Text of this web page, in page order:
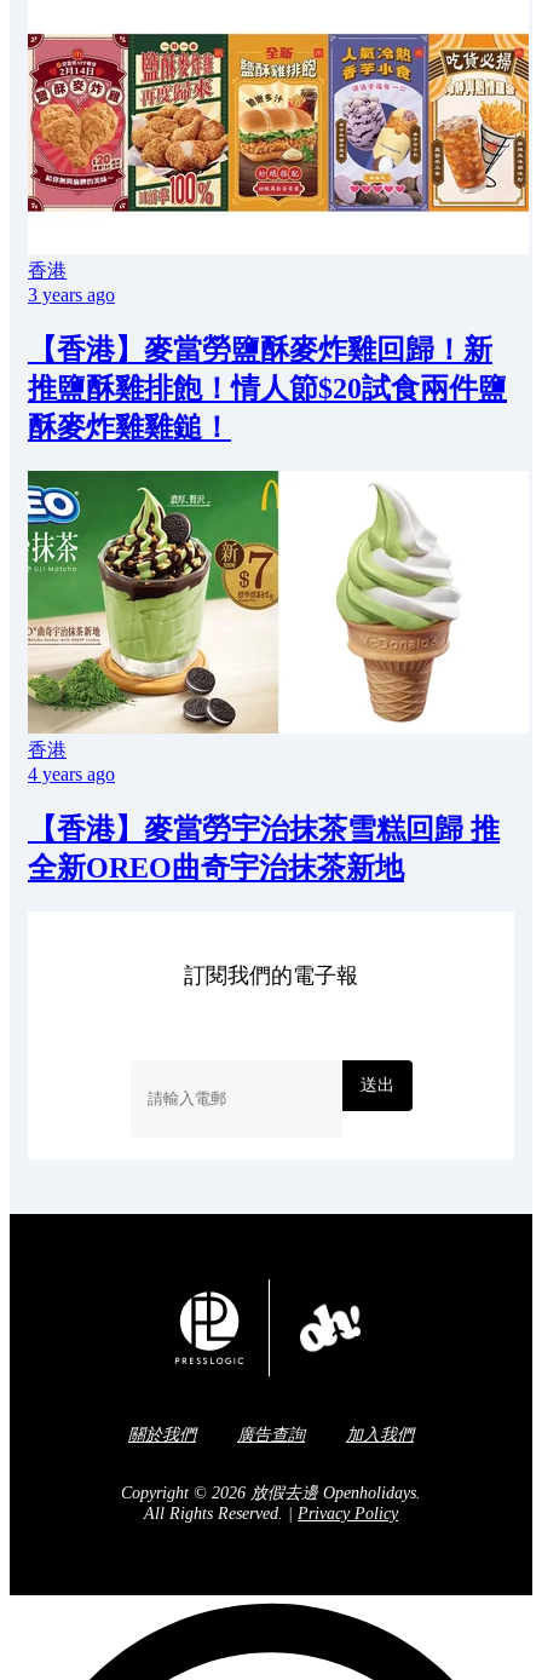
香港
3 years ago
【香港】麥當勞鹽酥麥炸雞回歸！新
推鹽酥雞排飽！情人節$20試食兩件鹽
酥麥炸雞雞鎚！
香港
4 years ago
【香港】麥當勞宇治抹茶雪糕回歸 推
全新OREO曲奇宇治抹茶新地
訂閱我們的電子報
送出
關於我們 廣告查詢 加入我們
Copyright © 2026 放假去邊 Openholidays.
All Rights Reserved.
Privacy Policy